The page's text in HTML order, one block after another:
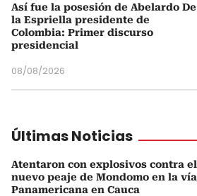
Así fue la posesión de Abelardo De
la Espriella presidente de
Colombia: Primer discurso
presidencial
08/08/2026
Últimas Noticias
Atentaron con explosivos contra el
nuevo peaje de Mondomo en la vía
Panamericana en Cauca